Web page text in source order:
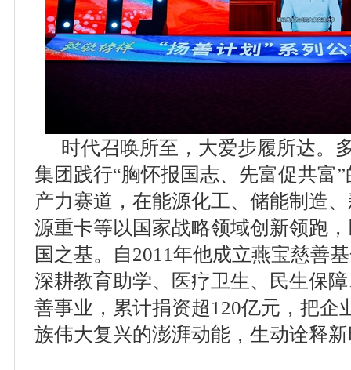
时代召唤所至，大爱步履所达。
集团践行“胸怀报国志、先富促共富
产力赛道，在能源化工、储能制造
源重卡等以国家战略领域创新领跑
国之基。自2011年他成立燕宝慈善
深耕教育助学、医疗卫生、民生保
善事业，累计捐资超120亿元，把企
族伟大复兴的澎湃动能，生动诠释